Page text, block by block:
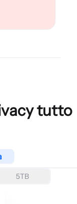
tutto
5TB